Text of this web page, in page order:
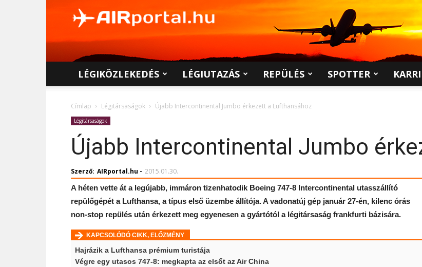
LÉGIKÖZLEKEDÉS LÉGIUTAZÁS REPÜLÉS SPOTTER
Címlap Légitársaságok Újabb Intercontinental Jumbo érkezett a Lufthansához
Légitársaságok
Újabb Intercontinental Jumbo
Szerző: AIRportal.hu - 2015.01.30.
A héten vette át a legújabb, immáron tizenhatodik Boeing 747-8 Intercontinental utasszállító
repülőgépét a Lufthansa, a típus első üzembe állítója. A vadonatúj gép január 27-én, kilenc órás
non-stop repülés után érkezett meg egyenesen a gyártótól a légitársaság frankfurti bázisára.
KAPCSOLÓDÓ CIKK, ELŐZMÉNY
Hajrázik a Lufthansa prémium turistája
Végre egy utasos 747-8: megkapta az elsőt az Air China